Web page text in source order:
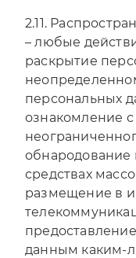
2.11.
– любые
раскрытие
персональных
ознакомление
обнародование
средствах
размещение в
данным каким-